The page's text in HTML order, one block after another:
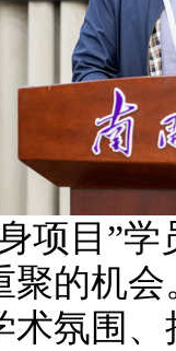
目”学
的机
术氛围